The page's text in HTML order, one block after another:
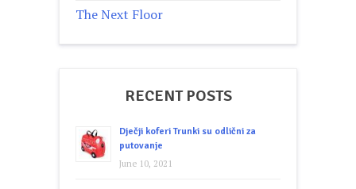
The Next Floor
RECENT POSTS
Dječji koferi Trunki su odlični za
putovanje
June 10, 2021